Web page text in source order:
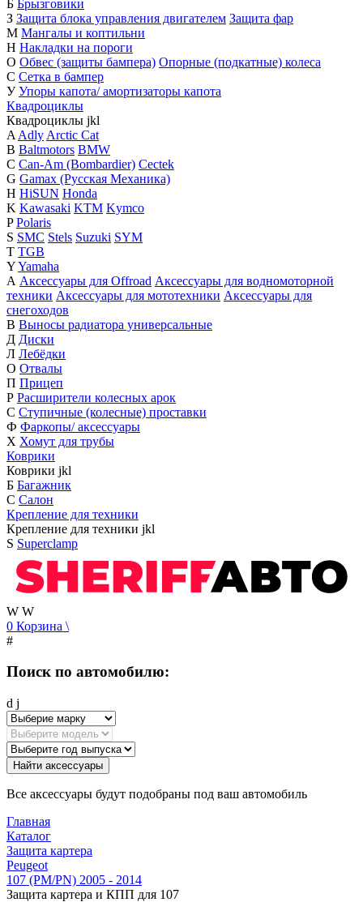
Б Брызговики
З Защита блока управления двигателем Защита фар
М Мангалы и коптильни
Н Накладки на пороги
О Обвес (защиты бампера) Опорные (подкатные) колеса
С Сетка в бампер
У Упоры капота/ амортизаторы капота
Квадроциклы
Квадроциклы jkl
A Adly Arctic Cat
B Baltmotors BMW
C Can-Am (Bombardier) Cectek
G Gamax (Русская Механика)
H HiSUN Honda
K Kawasaki KTM Kymco
P Polaris
S SMC Stels Suzuki SYM
T TGB
YYamaha
А Аксессуары для Offroad Аксессуары для водномоторной
техники Аксессуары для мототехники Аксессуары для
снегоходов
В Выносы радиатора универсальные
Д Диски
Л Лебёдки
О Отвалы
П Прицеп
Р Расширители колесных арок
С Ступичные (колесные) проставки
Ф Фаркопы/ аксессуары
Х Хомут для трубы
Коврики
Коврики jkl
Б Багажник
С Салон
Крепление для техники
Крепление для техники jkl
S Superclamp
W W
0 Корзина \
#
Поиск по автомобилю:
d j
Найти аксессуары
Все аксессуары будут подобраны под ваш автомобиль
Главная
Каталог
Защита картера
Peugeot
107 (PM/PN) 2005 - 2014
Защита картера и КПП для 107